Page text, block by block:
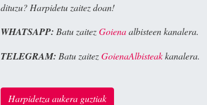
dituzu? Harpidetu zaitez doan!
WHATSAPP: Batu zaitezGoienaalbisteen kanalera.
TELEGRAM: Batu zaitezGoienaAlbisteakkanalera.
Harpidetza aukera guztiak